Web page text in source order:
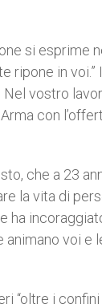
si esprime
ripone in voi.”
vostro
con
che a 23
la vita di
ha
voi e
“oltre i